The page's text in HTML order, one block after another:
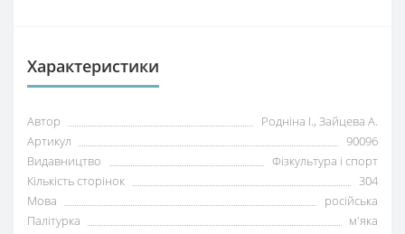
Характеристики
Автор
Родніна І., Зайцева А.
Артикул
90096
Видавництво
Фізкультура і спорт
Кількість сторінок
304
Мова
російська
Палітурка
м'яка